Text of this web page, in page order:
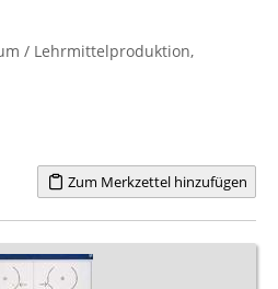
/ Lehrmittelproduktion,
Zum Merkzettel hinzufügen